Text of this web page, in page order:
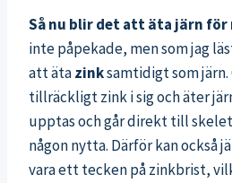
Så nu blir det att äta järn för
inte påpekade, men som jag
att ätazinksamtidigt som järn.
tillräckligt zink i sig och äter
upptas och går direkt till
någon nytta. Därför kan också
vara ett tecken på zinkbrist,